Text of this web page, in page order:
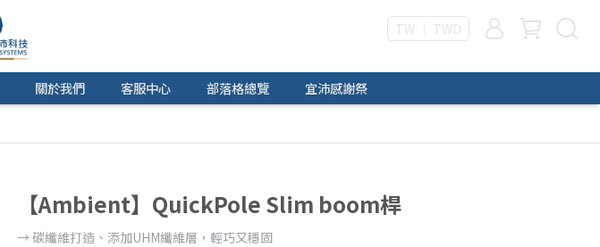
TW ｜ TWD
關於我們 客服中心 部落格總覽 宜沛感謝祭
【Ambient】QuickPole Slim boom桿
→ 碳纖維打造、添加UHM纖維層，輕巧又穩固